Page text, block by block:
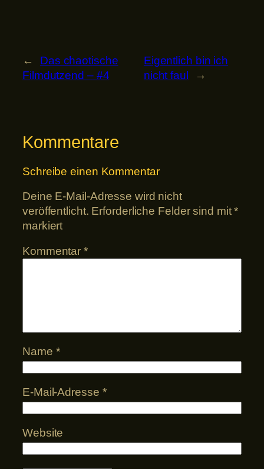
←
Das chaotische
Filmdutzend – #4
Eigentlich bin ich
nicht faul
→
Kommentare
Schreibe einen Kommentar
Deine E-Mail-Adresse wird nicht
veröffentlicht. Erforderliche Felder sind mit*
markiert
Kommentar*
Name *
E-Mail-Adresse *
Website